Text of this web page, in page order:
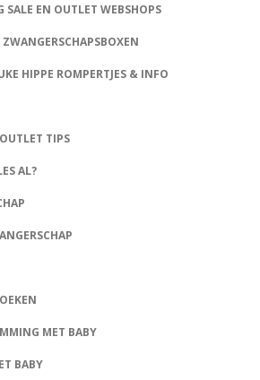
SALE EN OUTLET WEBSHOPS
HIPPE ROMPERTJES & INFO
TIPS
AL?
MET BABY
BABY